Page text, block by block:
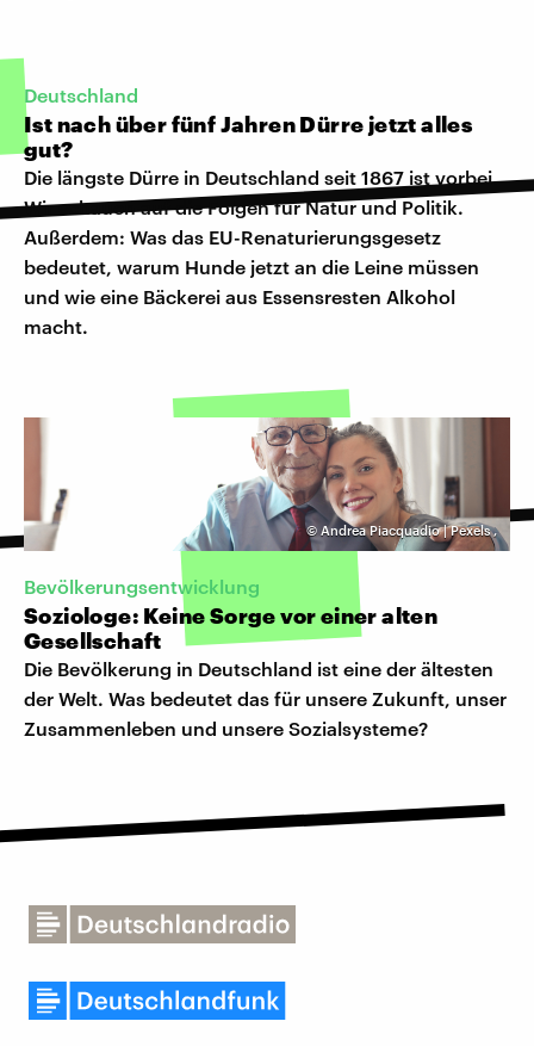
Deutschland
Ist nach über fünf Jahren Dürre jetzt alles
gut?
Die längste Dürre in Deutschland seit 1867 ist vorbei.
Wir schauen auf die Folgen für Natur und Politik.
Außerdem: Was das EU-Renaturierungsgesetz
bedeutet, warum Hunde jetzt an die Leine müssen
und wie eine Bäckerei aus Essensresten Alkohol
macht.
© Andrea Piacquadio | Pexels,
Bevölkerungsentwicklung
Soziologe: Keine Sorge vor einer alten
Gesellschaft
Die Bevölkerung in Deutschland ist eine der ältesten
der Welt. Was bedeutet das für unsere Zukunft, unser
Zusammenleben und unsere Sozialsysteme?